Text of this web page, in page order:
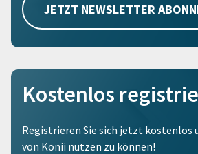
JETZT NEWSLETTER
Kostenlos
Registrieren Sie sich jetzt kostenlos
von Konii nutzen zu können!